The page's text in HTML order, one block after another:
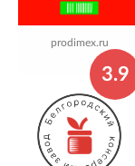
prodimex.ru
3.9